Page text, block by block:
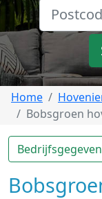
Home
Bobsgroen